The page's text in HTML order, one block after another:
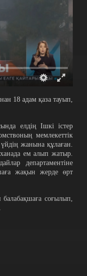
18 адам қаза тауып,
елдің Ішкі істер
мемлекеттік
жанына құлаған.
ем алып жатыр.
департаментіне
жақын жерде өрт
соғылып,